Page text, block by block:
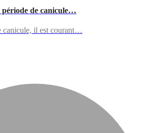
période de canicule…
canicule, il est courant…